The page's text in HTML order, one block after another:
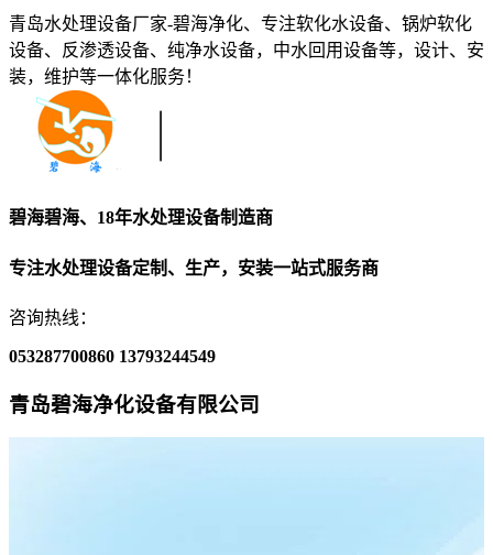
青岛水处理设备厂家-碧海净化、专注软化水设备、锅炉软化
设备、反渗透设备、纯净水设备，中水回用设备等，设计、安
装，维护等一体化服务！
碧海碧海、18年水处理设备制造商
专注水处理设备定制、生产，安装一站式服务商
咨询热线：
053287700860 13793244549
青岛碧海净化设备有限公司